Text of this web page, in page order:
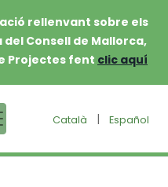
rellenvant sobre els
Consell de Mallorca,
Projectes fent clic aquí
Català | Español